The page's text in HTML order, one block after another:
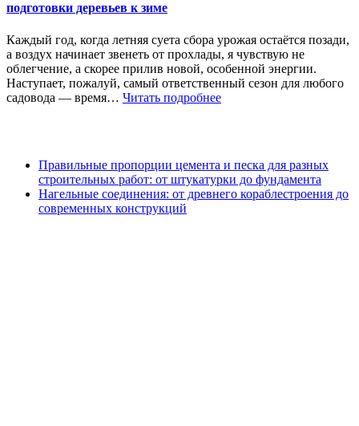
подготовки деревьев к зиме
Каждый год, когда летняя суета сбора урожая остаётся позади,
а воздух начинает звенеть от прохлады, я чувствую не
облегчение, а скорее прилив новой, особенной энергии.
Наступает, пожалуй, самый ответственный сезон для любого
садовода — время… Читать подробнее
Правильные пропорции цемента и песка для разных
строительных работ: от штукатурки до фундамента
Нагельные соединения: от древнего кораблестроения до
современных конструкций